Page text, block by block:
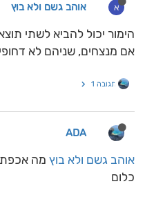
א אוהב גשם ולא בוץ
הימור יכול להביא לשתי
אם מנצחים, שניהם לא
תגובה 1
ADA
אוהב גשם ולא בוץ מה
כלום